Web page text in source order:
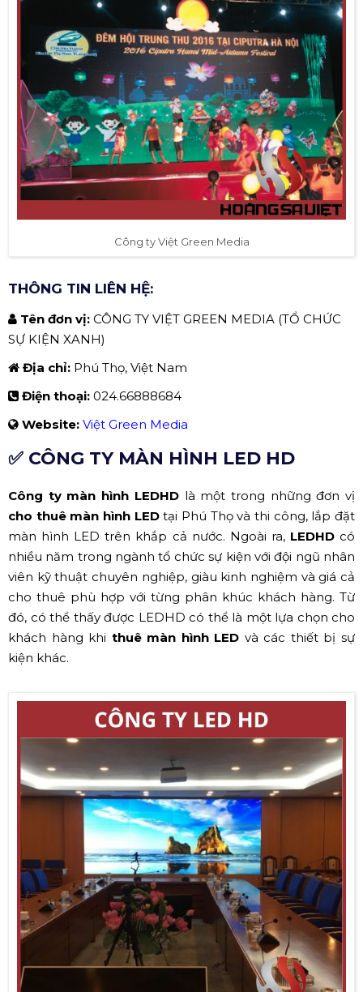
Công ty Việt Green Media
THÔNG TIN LIÊN HỆ:
Tên đơn vị: CÔNG TY VIỆT GREEN MEDIA (TỔ CHỨC
SỰ KIỆN XANH)
Địa chỉ: Phú Thọ, Việt Nam
Điện thoại: 024.66888684
Website: Việt Green Media
✅ CÔNG TY MÀN HÌNH LED HD
Công ty màn hình LEDHDlà một trong những đơn vị
cho thuê màn hình LEDtại Phú Thọ và thi công, lắp đặt
màn hình LED trên khắp cả nước. Ngoài ra, LEDHDcó
nhiều năm trong ngành tổ chức sự kiện với đội ngũ nhân
viên kỹ thuật chuyên nghiệp, giàu kinh nghiệm và giá cả
cho thuê phù hợp với từng phân khúc khách hàng. Từ
đó, có thể thấy được LEDHD có thể là một lựa chọn cho
khách hàng khi thuê màn hình LED và các thiết bị sự
kiện khác.